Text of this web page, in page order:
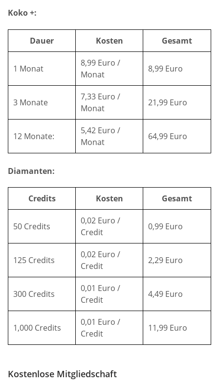
Koko +:
Dauer Kosten Gesamt
1 Monat
8,99 Euro /
Monat
8,99 Euro
3 Monate
7,33 Euro /
Monat
21,99 Euro
12 Monate:
5,42 Euro /
Monat
64,99 Euro
Diamanten:
Credits Kosten Gesamt
50 Credits
0,02 Euro /
Credit
0,99 Euro
125 Credits
0,02 Euro /
Credit
2,29 Euro
300 Credits
0,01 Euro /
Credit
4,49 Euro
1,000 Credits
0,01 Euro /
Credit
11,99 Euro
Kostenlose Mitgliedschaft